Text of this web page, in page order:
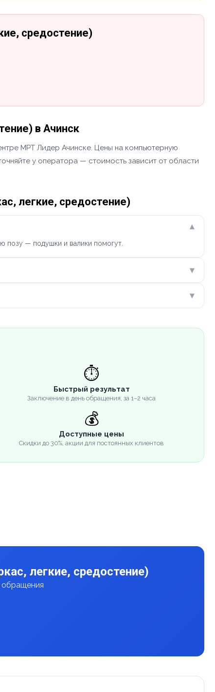
средостение)
в Ачинск
МРТ Лидер Ачинске. Цены на компьютерную
у оператора — стоимость зависит от области
легкие, средостение)
▾
позу — подушки и валики помогут.
▾
▾
⏱️
Быстрый результат
Заключение в день обращения, за 1–2 часа
💰
Доступные цены
Скидки до 30%, акции для постоянных клиентов
легкие, средостение)
обращения